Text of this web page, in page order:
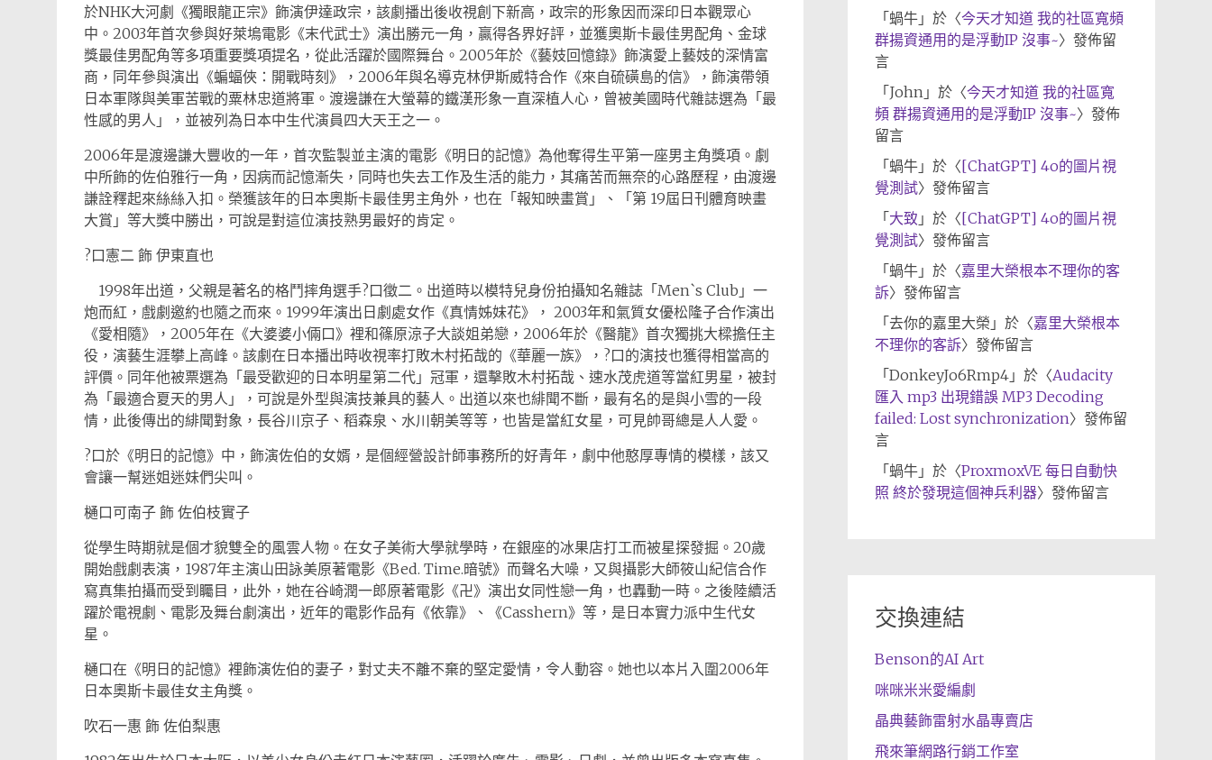
於NHK大河劇《獨眼龍正宗》飾演伊達政宗，該劇播出後收視創下新高，政宗的形象因而深印日本觀眾心
中。2003年首次參與好萊塢電影《末代武士》演出勝元一角，贏得各界好評，並獲奧斯卡最佳男配角、金球
獎最佳男配角等多項重要獎項提名，從此活躍於國際舞台。2005年於《藝妓回憶錄》飾演愛上藝妓的深情富
商，同年參與演出《蝙蝠俠：開戰時刻》，2006年與名導克林伊斯威特合作《來自硫磺島的信》，飾演帶領
日本軍隊與美軍苦戰的粟林忠道將軍。渡邊謙在大螢幕的鐵漢形象一直深植人心，曾被美國時代雜誌選為「最
性感的男人」，並被列為日本中生代演員四大天王之一。
2006年是渡邊謙大豐收的一年，首次監製並主演的電影《明日的記憶》為他奪得生平第一座男主角獎項。劇
中所飾的佐伯雅行一角，因病而記憶漸失，同時也失去工作及生活的能力，其痛苦而無奈的心路歷程，由渡邊
謙詮釋起來絲絲入扣。榮獲該年的日本奧斯卡最佳男主角外，也在「報知映畫賞」、「第 19屆日刊體育映畫
大賞」等大獎中勝出，可說是對這位演技熟男最好的肯定。
?口憲二 飾 伊東直也
1998年出道，父親是著名的格鬥摔角選手?口徵二。出道時以模特兒身份拍攝知名雜誌「Men`s Club」一
炮而紅，戲劇邀約也隨之而來。1999年演出日劇處女作《真情姊妹花》， 2003年和氣質女優松隆子合作演出
《愛相隨》，2005年在《大婆婆小倆口》裡和篠原涼子大談姐弟戀，2006年於《醫龍》首次獨挑大樑擔任主
役，演藝生涯攀上高峰。該劇在日本播出時收視率打敗木村拓哉的《華麗一族》，?口的演技也獲得相當高的
評價。同年他被票選為「最受歡迎的日本明星第二代」冠軍，還擊敗木村拓哉、速水茂虎道等當紅男星，被封
為「最適合夏天的男人」，可說是外型與演技兼具的藝人。出道以來也緋聞不斷，最有名的是與小雪的一段
情，此後傳出的緋聞對象，長谷川京子、稻森泉、水川朝美等等，也皆是當紅女星，可見帥哥總是人人愛。
?口於《明日的記憶》中，飾演佐伯的女婿，是個經營設計師事務所的好青年，劇中他憨厚專情的模樣，該又
會讓一幫迷姐迷妹們尖叫。
樋口可南子 飾 佐伯枝實子
從學生時期就是個才貌雙全的風雲人物。在女子美術大學就學時，在銀座的冰果店打工而被星探發掘。20歲
開始戲劇表演，1987年主演山田詠美原著電影《Bed. Time.暗號》而聲名大噪，又與攝影大師筱山紀信合作
寫真集拍攝而受到矚目，此外，她在谷崎潤一郎原著電影《卍》演出女同性戀一角，也轟動一時。之後陸續活
躍於電視劇、電影及舞台劇演出，近年的電影作品有《依靠》、《Casshern》等，是日本實力派中生代女
星。
樋口在《明日的記憶》裡飾演佐伯的妻子，對丈夫不離不棄的堅定愛情，令人動容。她也以本片入圍2006年
日本奧斯卡最佳女主角獎。
吹石一惠 飾 佐伯梨惠
「 蝸牛」於〈今天才知道 我的社區寬頻
群揚資通用的是浮動IP 沒事~〉發佈留
言
「 John」於〈今天才知道 我的社區寬
頻 群揚資通用的是浮動IP 沒事~〉發佈
留言
「 蝸牛」於〈[ChatGPT] 4o的圖片視
覺測試〉發佈留言
「 大致 」於〈[ChatGPT] 4o的圖片視
覺測試〉發佈留言
「 蝸牛」於〈嘉里大榮根本不理你的客
訴〉發佈留言
「 去你的嘉里大榮 」於〈嘉里大榮根本
不理你的客訴〉發佈留言
「 DonkeyJo6Rmp4」於〈Audacity
匯入 mp3 出現錯誤 MP3 Decoding
failed: Lost synchronization〉發佈留
言
「 蝸牛」於〈ProxmoxVE 每日自動快
照 終於發現這個神兵利器〉發佈留言
交換連結
Benson的AI Art
咪咪米米愛編劇
晶典藝飾雷射水晶專賣店
飛來筆網路行銷工作室